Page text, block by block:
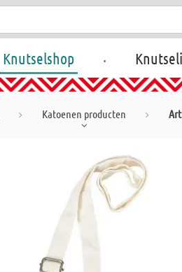
Knutselshop .
Katoenen producten